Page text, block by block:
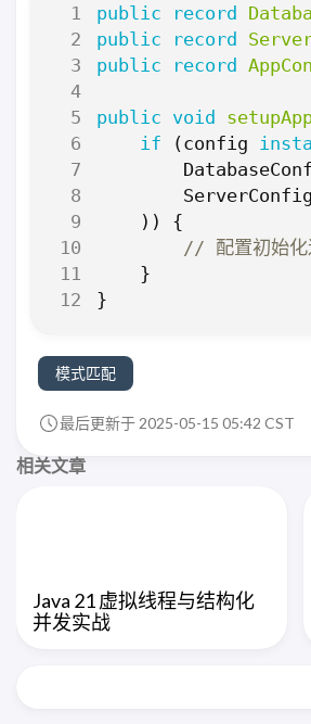
4
public record
public
record
public
record
public void
if
(config
ServerConfig
))
{
// 配置初始化
}
}
模式匹配
最后更新于 2025-05-15 05:42 CST
相关文章
Java 21 虚拟线程与结构化
并发实战